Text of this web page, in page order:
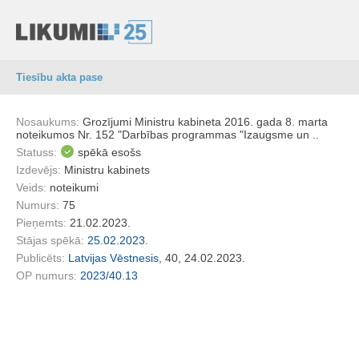
Tiesību akta pase
Nosaukums: Grozījumi Ministru kabineta 2016. gada 8. marta
noteikumos Nr. 152 "Darbības programmas "Izaugsme un ..
Statuss:
spēkā esošs
Izdevējs: Ministru kabinets
Veids: noteikumi
Numurs: 75
Pieņemts: 21.02.2023.
Stājas spēkā: 25.02.2023.
Publicēts: Latvijas Vēstnesis , 40, 24.02.2023.
OP numurs: 2023/40.13